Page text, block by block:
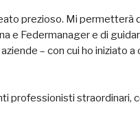
prezioso. Mi permetterà
e Federmanager e di
– con cui ho iniziato
professionisti straordinari,